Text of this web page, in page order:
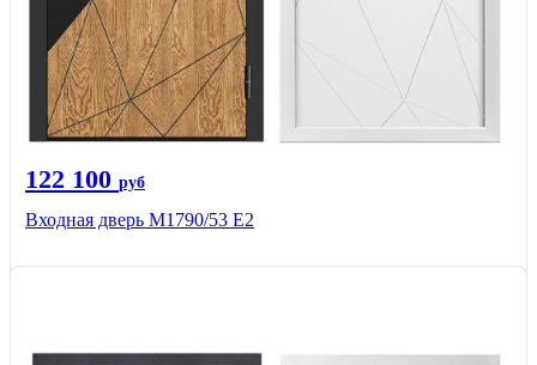
122 100 руб
Входная дверь М1790/53 Е2